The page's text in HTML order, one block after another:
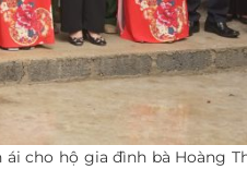
cho hộ gia đình bà Hoàng